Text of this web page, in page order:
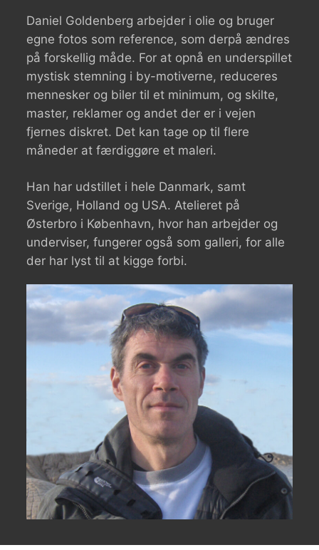
Daniel Goldenberg arbejder i olie og bruger
egne fotos som reference, som derpå ændres
på forskellig måde. For at opnå en underspillet
mystisk stemning i by-motiverne, reduceres
mennesker og biler til et minimum, og skilte,
master, reklamer og andet der er i vejen
fjernes diskret. Det kan tage op til flere
måneder at færdiggøre et maleri.
Han har udstillet i hele Danmark, samt
Sverige, Holland og USA. Atelieret på
Østerbro i København, hvor han arbejder og
underviser, fungerer også som galleri, for alle
der har lyst til at kigge forbi.